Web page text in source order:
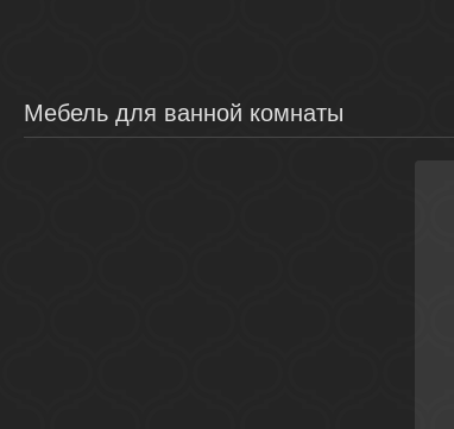
Мебель для ванной комнаты